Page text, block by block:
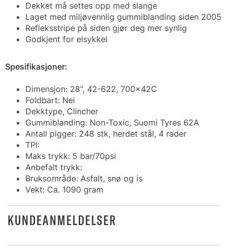
Dekket må settes opp med slange
Laget med miljøvennlig gummiblanding siden 2005
Refleksstripe på siden gjør deg mer synlig
Godkjent for elsykkel
Spesifikasjoner:
Dimensjon: 28", 42-622, 700x42C
Foldbart: Nei
Dekktype, Clincher
Gummiblanding: Non-Toxic, Suomi Tyres 62A
Antall pigger: 248 stk, herdet stål, 4 rader
TPI:
Maks trykk: 5 bar/70psi
Anbefalt trykk:
Bruksområde: Asfalt, snø og is
Vekt: Ca. 1090 gram
KUNDEANMELDELSER